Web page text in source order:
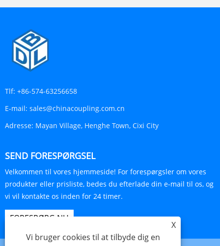
Tlf: +86-574-63256658
E-mail: sales@chinacoupling.com.cn
Adresse: Mayan Village, Henghe Town, Cixi City
SEND FORESPØRGSEL
Velkommen til vores hjemmeside! For forespørgsler om vores
produkter eller prisliste, bedes du efterlade din e-mail til os, og
vi vil kontakte os inden for 24 timer.
FORESPØRG NU
X
Vi bruger cookies til at tilbyde dig en